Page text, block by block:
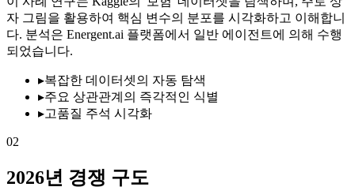
자 그림을 활용하여 핵심 변수의 분포를 시각화하고 이해합니
다. 분석은 Energent.ai 플랫폼에서 일반 에이전트에 의해 수행
되었습니다.
▸복잡한 데이터셋의 자동 탐색
▸주요 상관관계의 즉각적인 식별
▸고품질 주석 시각화
02
2026년 경쟁 구도